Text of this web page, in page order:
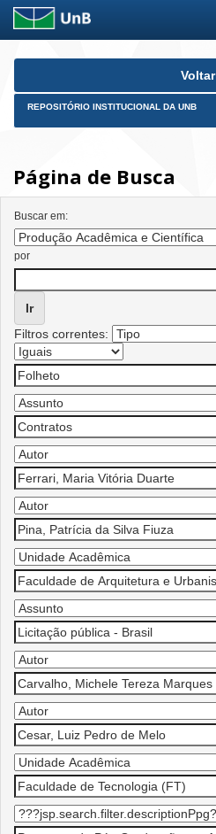
Skip
Voltar
REPOSITÓRIO INSTITUCIONAL DA UNB
Página de Busca
Buscar em:
por
Filtros correntes: